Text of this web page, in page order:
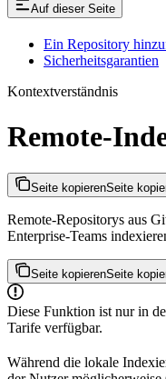
Auf dieser Seite
Ein Repository
Sicherheitsgarantien
Kontextverständnis
Remote-
Seite kopierenSeite
Remote-Repositorys aus
Enterprise-Teams
Seite kopierenSeite
Diese Funktion ist nur in
Tarife verfügbar.
Während die lokale